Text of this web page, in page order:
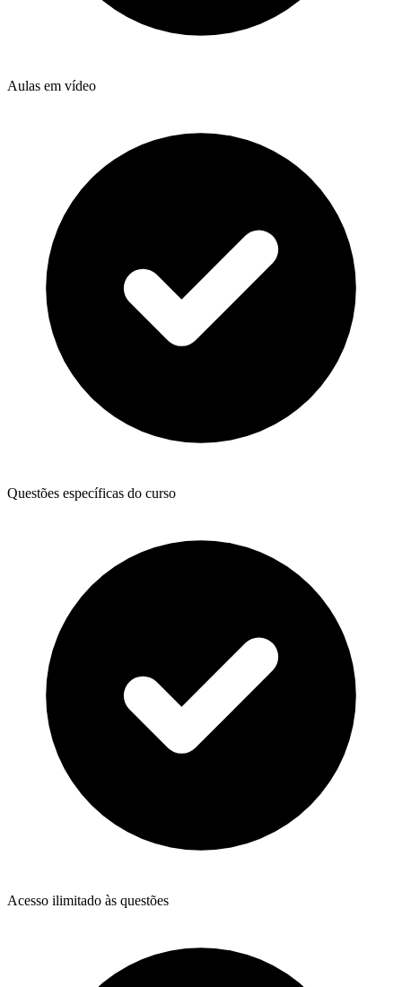
Aulas em vídeo
Questões específicas do curso
Acesso ilimitado às questões